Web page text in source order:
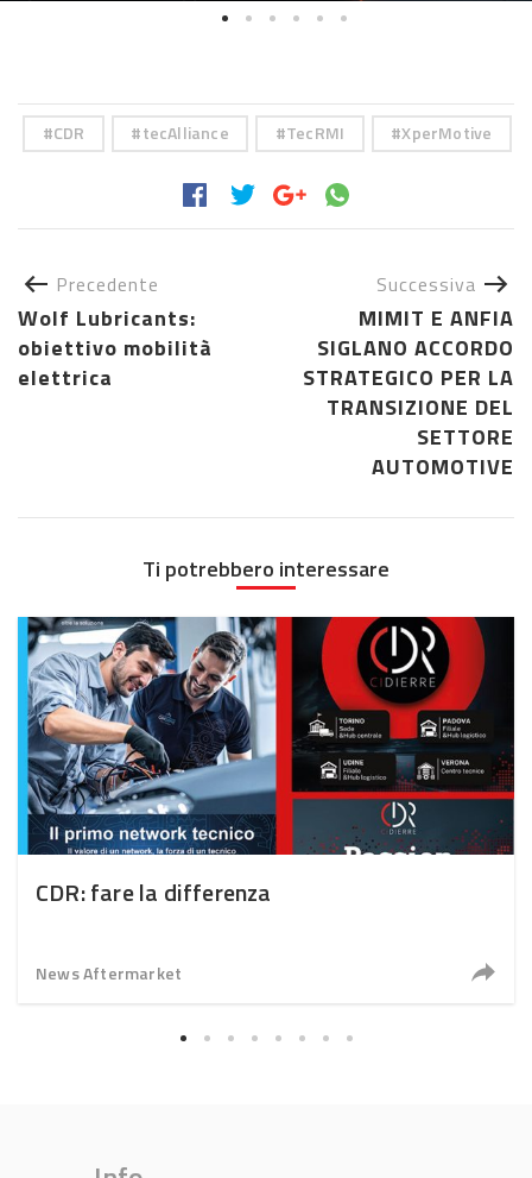
CDR tecAlliance TecRMI XperMotive
Precedente
Wolf Lubricants:
obiettivo mobilità
elettrica
Successiva
MIMIT E ANFIA
SIGLANO ACCORDO
STRATEGICO PER LA
TRANSIZIONE DEL
SETTORE
AUTOMOTIVE
Ti potrebbero interessare
CDR: fare la differenza
News Aftermarket